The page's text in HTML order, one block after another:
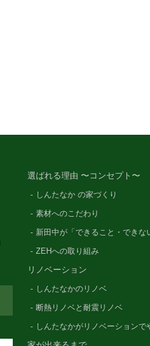
選ばれる理由 〜コンセプト〜
しんたなか の家づくり
素材へのこだわり
新田中が「できること・できな
ZEHへの取り組み
リノベーション
しんたなかのリノベ
断熱リノベと耐震リノベ
しんたなかがリノベーションで